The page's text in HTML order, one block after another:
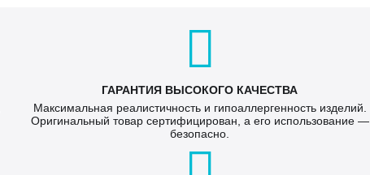
ГАРАНТИЯ ВЫСОКОГО КАЧЕСТВА
Максимальная реалистичность и гипоаллергенность изделий.
Оригинальный товар сертифицирован, а его использование —
безопасно.